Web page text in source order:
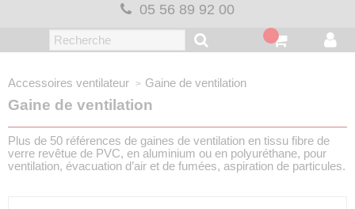
05 56 89 92 00
Accessoires ventilateur Gaine de ventilation
Gaine de ventilation
Plus de 50 références de gaines de ventilation en tissu fibre de
verre revêtue de PVC, en aluminium ou en polyuréthane, pour
ventilation, évacuation d’air et de fumées, aspiration de particules.